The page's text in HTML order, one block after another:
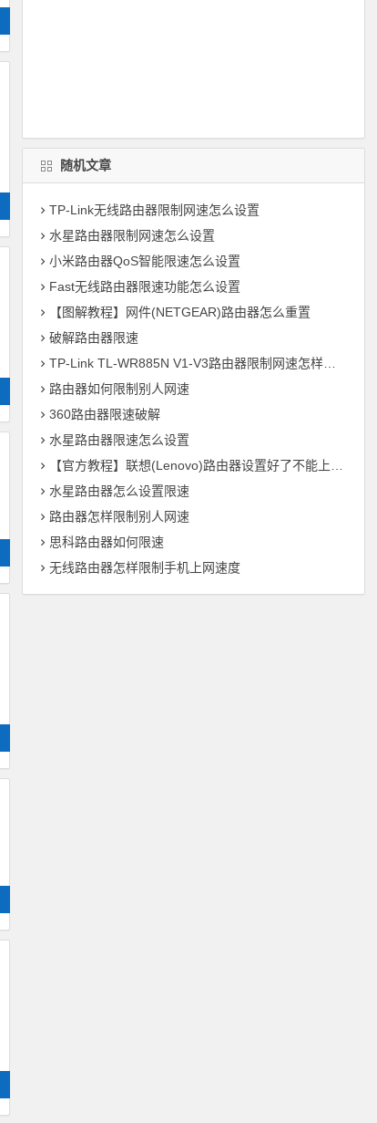
随机文章
TP-Link无线路由器限制网速怎么设置
水星路由器限制网速怎么设置
小米路由器QoS智能限速怎么设置
Fast无线路由器限速功能怎么设置
【图解教程】网件(NETGEAR)路由器怎么重置
破解路由器限速
TP-Link TL-WR885N V1-V3路由器限制网速怎样设置
路由器如何限制别人网速
360路由器限速破解
水星路由器限速怎么设置
【官方教程】联想(Lenovo)路由器设置好了不能上网的解决办法
水星路由器怎么设置限速
路由器怎样限制别人网速
思科路由器如何限速
无线路由器怎样限制手机上网速度